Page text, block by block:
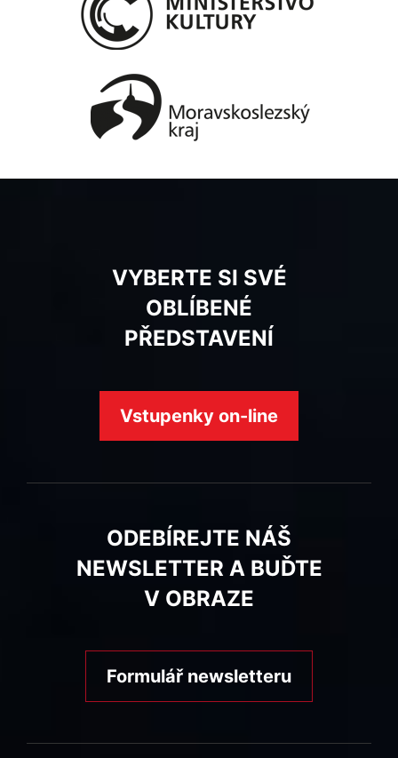
VYBERTE SI SVÉ
OBLÍBENÉ
PŘEDSTAVENÍ
Vstupenky on-line
ODEBÍREJTE NÁŠ
NEWSLETTER A BUĎTE
V OBRAZE
Formulář newsletteru